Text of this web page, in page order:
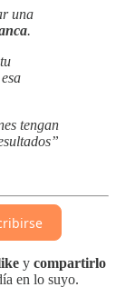
una
.
tengan
y compartirlo
en lo suyo.